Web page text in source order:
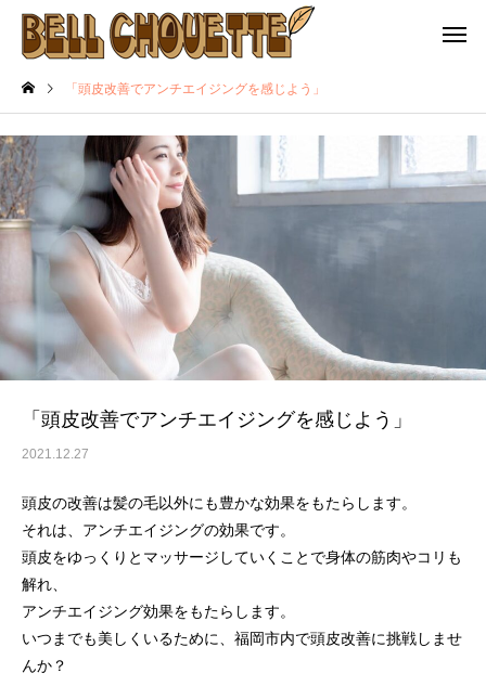
「頭皮改善でアンチエイジングを感じよう」
「頭皮改善でアンチエイジングを感じよう」
2021.12.27
頭皮の改善は髪の毛以外にも豊かな効果をもたらします。
それは、アンチエイジングの効果です。
頭皮をゆっくりとマッサージしていくことで身体の筋肉やコリも
解れ、
アンチエイジング効果をもたらします。
いつまでも美しくいるために、福岡市内で頭皮改善に挑戦しませ
んか？